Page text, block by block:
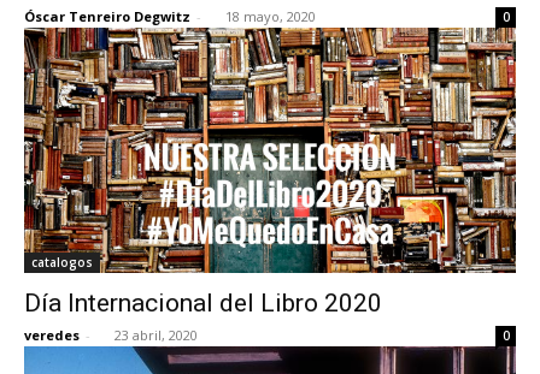
Óscar Tenreiro Degwitz - 18 mayo, 2020 0
catalogos
Día Internacional del Libro 2020
veredes - 23 abril, 2020 0